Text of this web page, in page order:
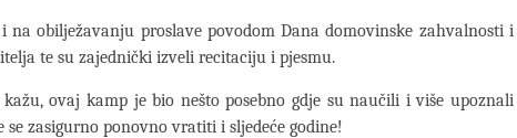
na obilježavanju proslave povodom Dana domovinske zahvalnosti i
te su zajednički izveli recitaciju i pjesmu.
ovaj kamp je bio nešto posebno gdje su naučili i više upoznali
se zasigurno ponovno vratiti i sljedeće godine!